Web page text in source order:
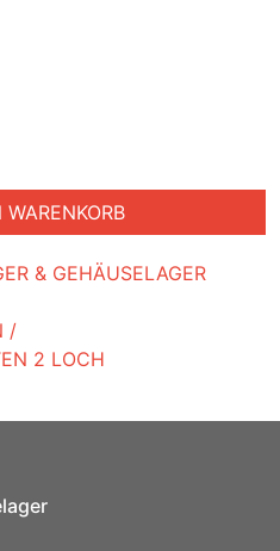
& GEHÄUSELAGER
/
2 LOCH